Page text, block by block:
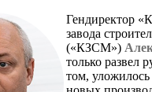
Гендиректор
завода
(«КЗСМ»)
только развел
том, уложилось